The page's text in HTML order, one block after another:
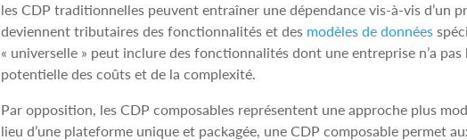
les CDP traditionnelles peuvent entraîner une dépendance vis‑à‑vis d’un
deviennent tributaires des fonctionnalités et des modèles de données
« universelle » peut inclure des fonctionnalités dont une entreprise n’a
potentielle des coûts et de la complexité.
Par opposition, les CDP composables représentent une approche plus
lieu d’une plateforme unique et packagée, une CDP composable permet